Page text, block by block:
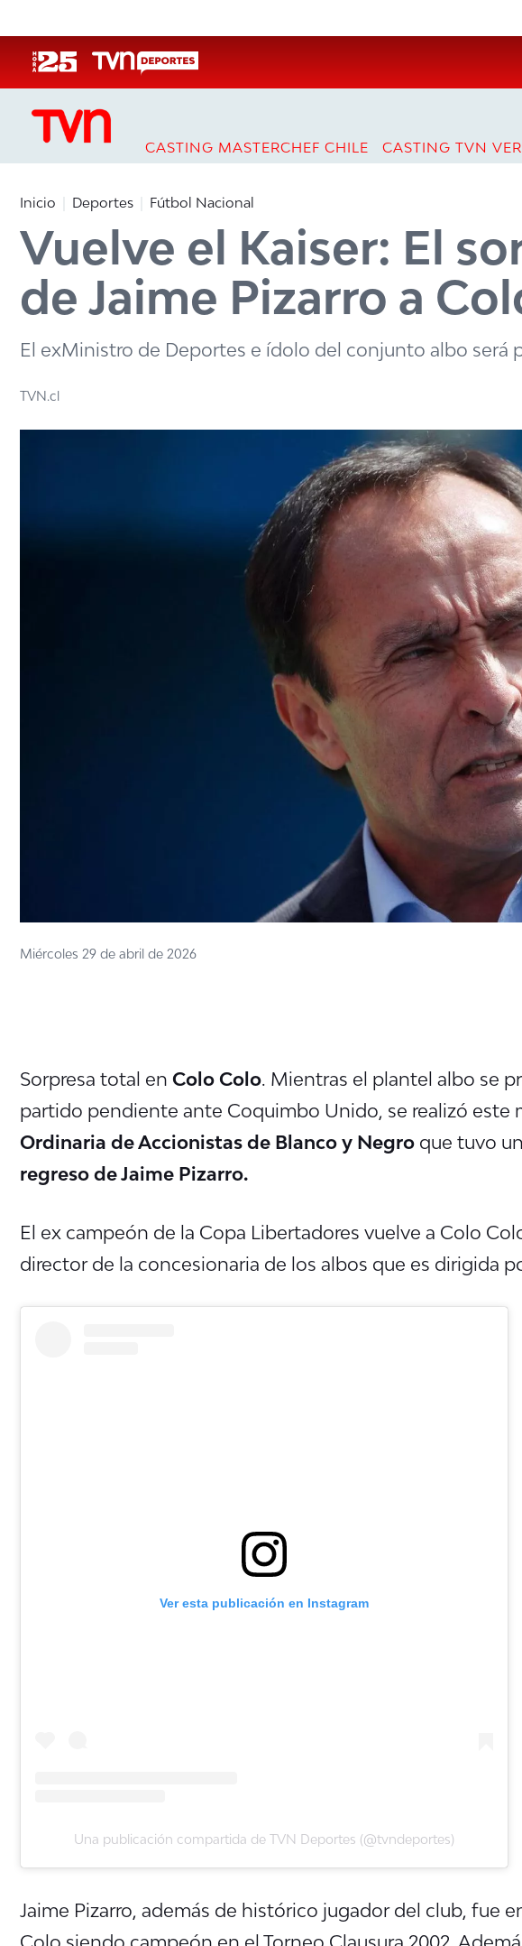
CASTING MASTERCHEF CHILE CASTING TVN
Inicio Deportes Fútbol Nacional
Vuelve el Kaiser: El
de Jaime Pizarro a
El exMinistro de Deportes e ídolo del conjunto albo será
TVN.cl
Miércoles 29 de abril de 2026
Sorpresa total en Colo Colo . Mientras el plantel albo se
partido pendiente ante Coquimbo Unido, se realizó este
Ordinaria de Accionistas de Blanco y Negro que tuvo
regreso de Jaime Pizarro.
El ex campeón de la Copa Libertadores vuelve a Colo
director de la concesionaria de los albos que es dirigida
Ver esta publicación en Instagram
Una publicación compartida de TVN Deportes (@tvndeportes)
Jaime Pizarro, además de histórico jugador del club, fue
Colo siendo campeón en el Torneo Clausura 2002.